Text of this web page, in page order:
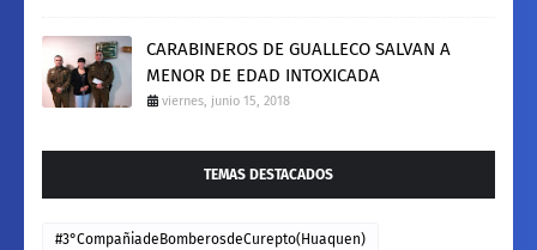
CARABINEROS DE GUALLECO SALVAN A
MENOR DE EDAD INTOXICADA
viernes, junio 15, 2018
TEMAS DESTACADOS
#3°CompañiadeBomberosdeCurepto(Huaquen)